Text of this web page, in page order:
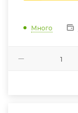
Много